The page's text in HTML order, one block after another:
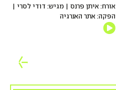
אורח: איתן פרנס | מגיש: דודי לסרי |
הפקה: אתר האנרגיה